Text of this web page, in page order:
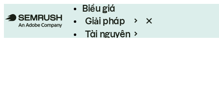
Biểu giá
Giải pháp
Tài nguyên